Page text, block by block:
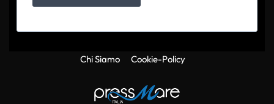
Chi Siamo Cookie-Policy